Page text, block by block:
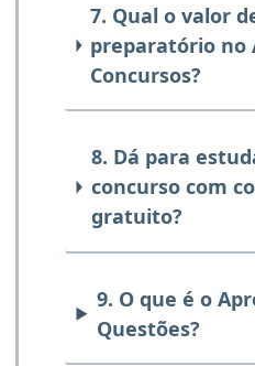
7. Qual o valor
preparatório no
Concursos?
8. Dá para
concurso com
gratuito?
9. O que é o
Questões?